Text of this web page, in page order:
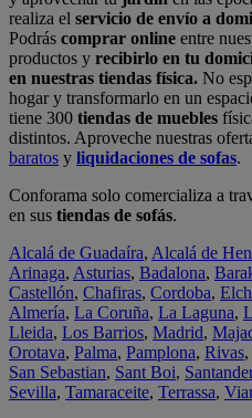
realiza el servicio de envío a
Podrás comprar online entre
productos y recibirlo en tu
en nuestras tiendas física. No
hogar y transformarlo en un
tiene 300 tiendas de muebles
distintos. Aproveche nuestras
baratos y liquidaciones de sofas.
Conforama solo comercializa a
en sus tiendas de sofás.
Alcalá de Guadaíra, Alcalá de
Arinaga, Asturias, Badalona,
Castellón, Chafiras, Cordoba,
Almería, La Coruña, La Laguna,
Lleida, Los Barrios, Madrid,
Orotava, Palma, Pamplona, Rivas,
San Sebastian, Sant Boi, Santander
Sevilla, Tamaraceite, Terrassa,